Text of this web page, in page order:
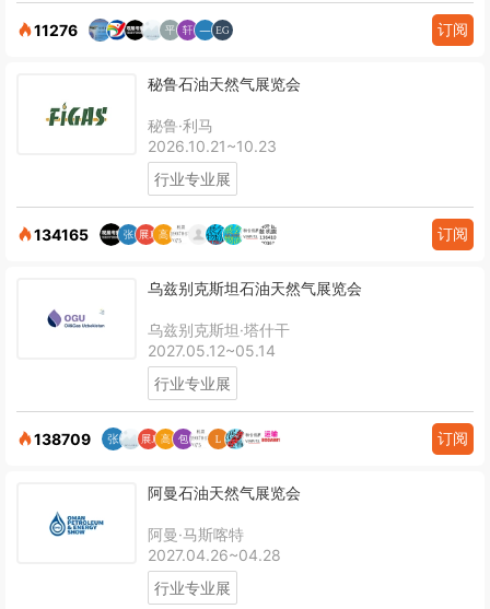
11276 订阅
秘鲁石油天然气展览会
秘鲁·利马
2026.10.21~10.23
行业专业展
134165 订阅
乌兹别克斯坦石油天然气展览会
乌兹别克斯坦·塔什干
2027.05.12~05.14
行业专业展
138709 订阅
阿曼石油天然气展览会
阿曼·马斯喀特
2027.04.26~04.28
行业专业展